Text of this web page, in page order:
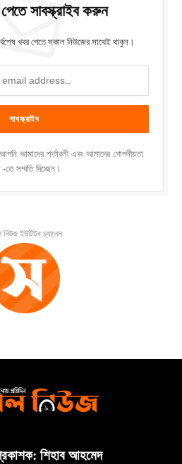
সাবস্ক্রাইব করুন
খবর পেতে সকাল নিউজের সাথেই থাকুন।
আমাদের শর্তাবলী এবং আমাদের গোপনীয়তা
-তে সম্মতি দিচ্ছেন।
নিউজ ইউটিউব চ্যানেল
শিহাব আহমেদ